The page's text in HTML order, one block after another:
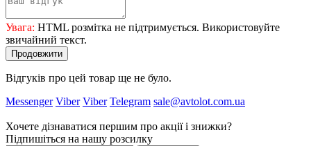
Увага: HTML розмітка не підтримується. Використовуйте
звичайний текст.
Продовжити
Відгуків про цей товар ще не було.
Messenger Viber Viber Telegram sale@avtolot.com.ua
Хочете дізнаватися першим про акції і знижки?
Підпишіться на нашу розсилку